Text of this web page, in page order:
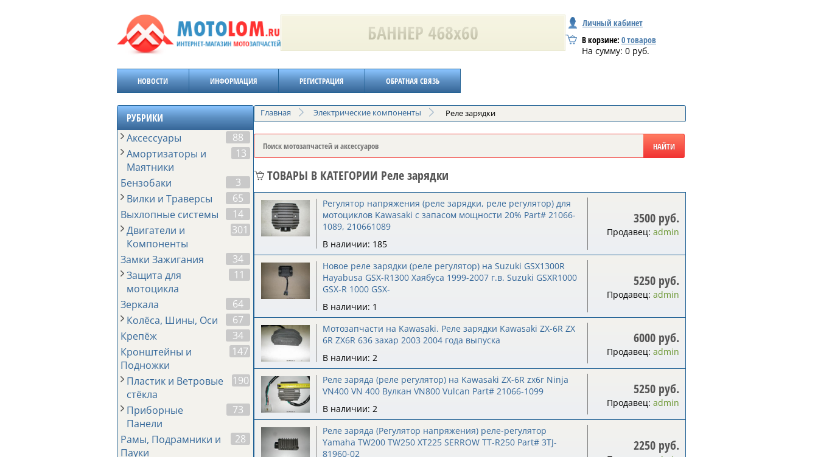
Личный кабинет
В корзине: 0товаров
На сумму: 0 руб.
НОВОСТИ ИНФОРМАЦИЯ РЕГИСТРАЦИЯ ОБРАТНАЯ СВЯЗЬ
РУБРИКИ
Аксессуары
88
Амортизаторы и
Маятники
13
Бензобаки
3
Вилки и Траверсы
65
Выхлопные системы
14
Двигатели и
Компоненты
301
Замки Зажигания
34
Защита для
мотоцикла
11
Зеркала
64
Колёса, Шины, Оси
67
Крепёж
34
Кронштейны и
Подножки
147
Пластик и Ветровые
стёкла
190
Приборные
Панели
73
Рамы, Подрамники и
Пауки
28
Главная Электрические компоненты Реле зарядки
ТОВАРЫ В КАТЕГОРИИ Реле зарядки
Регулятор напряжения (реле зарядки, реле регулятор) для
мотоциклов Kawasaki с запасом мощности 20% Part# 21066-
1089, 210661089
В наличии: 185
3500 руб.
Продавец: admin
Новое реле зарядки (реле регулятор) на Suzuki GSX1300R
Hayabusa GSX-R1300 Хаябуса 1999-2007 г.в. Suzuki GSXR1000
GSX-R 1000 GSX-
В наличии: 1
5250 руб.
Продавец: admin
Мотозапчасти на Kawasaki. Реле зарядки Kawasaki ZX-6R ZX
6R ZX6R 636 захар 2003 2004 года выпуска
В наличии: 2
6000 руб.
Продавец: admin
Реле заряда (реле регулятор) на Kawasaki ZX-6R zx6r Ninja
VN400 VN 400 Вулкан VN800 Vulcan Part# 21066-1099
В наличии: 2
5250 руб.
Продавец: admin
Реле заряда (Регулятор напряжения) реле-регулятор
Yamaha TW200 TW250 XT225 SERROW TT-R250 Part# 3TJ-
81960-02
2250 руб.